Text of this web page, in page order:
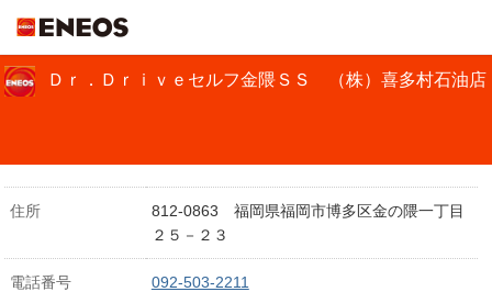
Ｄｒ．Ｄｒｉｖｅセルフ金隈ＳＳ （株）喜多村石油店
住所
812-0863 福岡県福岡市博多区金の隈一丁目
２５－２３
電話番号 092-503-2211